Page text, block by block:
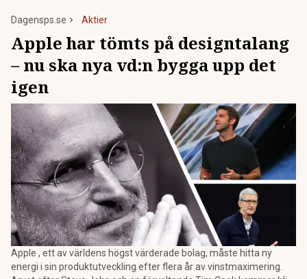
Dagensps.se Aktier
Apple har tömts på designtalang
– nu ska nya vd:n bygga upp det
igen
Apple , ett av världens högst värderade bolag, måste hitta ny
energi i sin produktutveckling efter flera år av vinstmaximering.